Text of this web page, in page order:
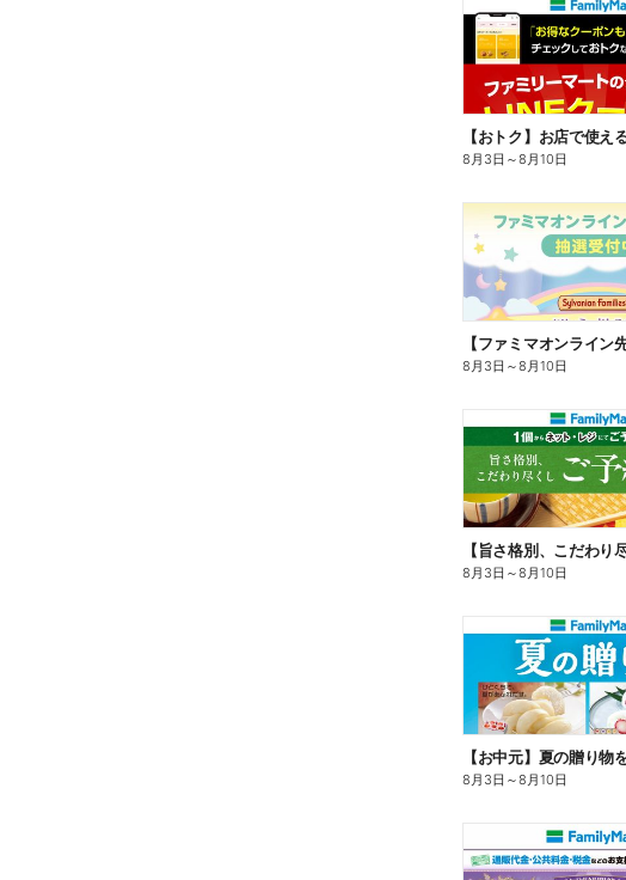
8月3日 ～8月10日
8月3日 ～8月10日
8月3日 ～8月10日
【お中元】夏の贈り物
8月3日 ～8月10日